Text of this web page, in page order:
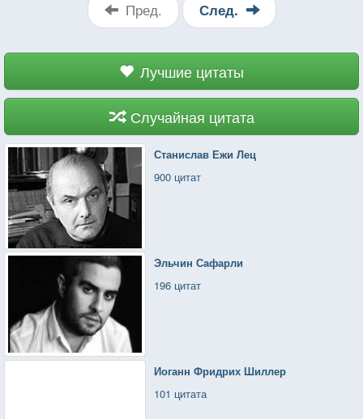
Пред. След.
Лучшие цитаты
Случайная цитата
Станислав Ежи Лец
900 цитат
Эльчин Сафарли
196 цитат
Иоганн Фридрих Шиллер
101 цитата